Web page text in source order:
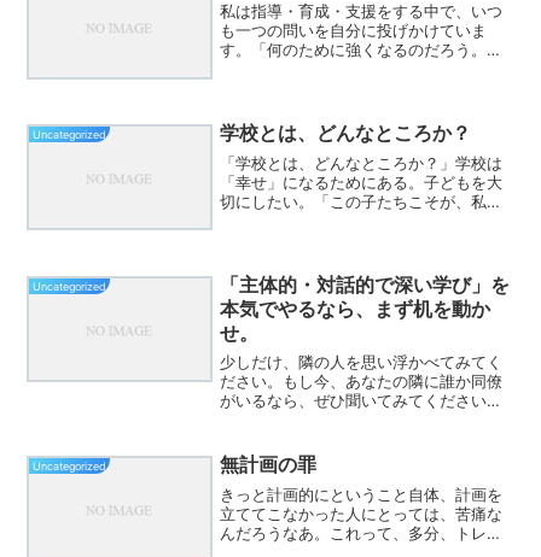
私は指導・育成・支援をする中で、いつ
も一つの問いを自分に投げかけていま
す。「何のために強くなるのだろう。」
うか。私は、そうは思いませ...
Uncategorized 学校とは、どんなところか？
「学校とは、どんなところか？」学校は
「幸せ」になるためにある。子どもを大
切にしたい。「この子たちこそが、私た
は何か。私たちは、精神科医...
Uncategorized
「主体的・対話的で深い学び」を
本気でやるなら、まず机を動か
せ。
少しだけ、隣の人を思い浮かべてみてく
ださい。もし今、あなたの隣に誰か同僚
がいるなら、ぜひ聞いてみてください。
30秒だけ話してみてください。……。ど
うでしょう。おそらく多...
Uncategorized 無計画の罪
きっと計画的にということ自体、計画を
立ててこなかった人にとっては、苦痛な
んだろうなあ。これって、多分、トレー